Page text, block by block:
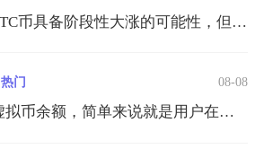
ETC币具备阶段性大涨的可能性，但很难走出独立牛市行情，其上...
热门 08-08
虚拟币余额，简单来说就是用户在区块链地址、交易所账户或是各类...